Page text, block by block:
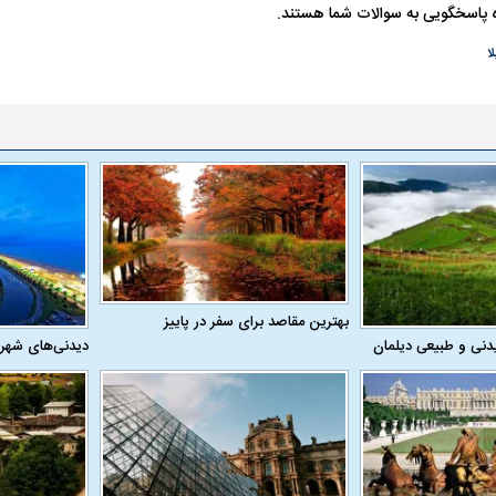
پاسخگویی به سوالات شما هستند.
و طبیعی دیلمان
بهترین مقاصد برای سفر در پاییز
دیدنی‌های
نگرانی من،
مردم است
ببینید| عراقچی: تعیین مسیر جدید
دریایی میان ایران و عمان به معنای باز
شدن تنگه هرمز نیست
ببینید| پزشکیان:
معیشت و
و شفاف‌کننده دلیل علاقه برخی افراد به فال و طالع‌بینی تداخل روتین